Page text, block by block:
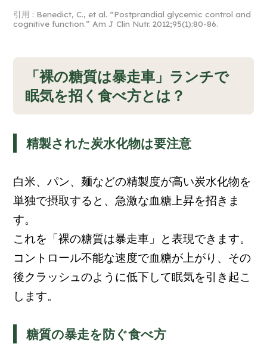
引用 : Benedict, C., et al. “Postprandial glycemic control and
cognitive function.” Am J Clin Nutr. 2012;95(1):80-86.
「裸の糖質は暴走車」ランチで
眠気を招く食べ方とは？
精製された炭水化物は要注意
白米、パン、麺などの精製度が高い炭水化物を
単独で摂取すると、急激な血糖上昇を招きま
す。
これを「裸の糖質は暴走車」と表現できます。
コントロール不能な速度で血糖が上がり、その
後クラッシュのように低下して眠気を引き起こ
します。
糖質の暴走を防ぐ食べ方